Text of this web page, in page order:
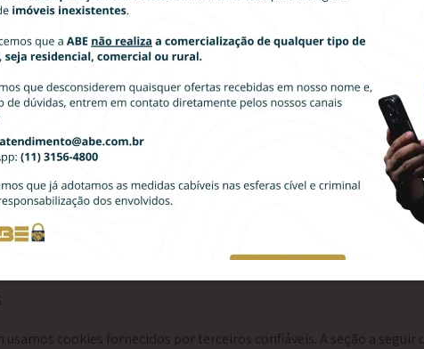
mostrar determinadas notificações válidas apenas para usuários
site oferece facilidades de comércio eletrônico ou
para que possamos processá-lo adequadamente.
oferecemos pesquisas e questionários para
mais precisão. Essas pesquisas podem usar cookies para
das páginas.
você envia dados por meio de um formulário como os
configurados para lembrar os detalhes do usuário para
proporcionar uma ótima experiência neste site, fornecemos a
lembrar suas preferências, precisamos definir cookies para que
por suas preferências.
usamos cookies fornecidos por terceiros confiáveis. A seção a